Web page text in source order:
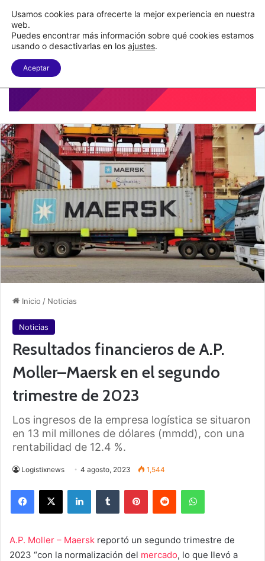
Nueva Ley Aduanera eleva el costo de los errores documentales
Menu
Inicio / Noticias
Noticias
Resultados financieros de A.P.
Moller–Maersk en el segundo
trimestre de 2023
Los ingresos de la empresa logística se situaron
en 13 mil millones de dólares (mmdd), con una
rentabilidad de 12.4 %.
Logistixnews 4 agosto, 2023 1,544
A.P. Moller – Maersk reportó un segundo trimestre de
2023 “con la normalización del mercado, lo que llevó a
Usamos cookies para ofrecerte la mejor experiencia en nuestra
web.
Puedes encontrar más información sobre qué cookies estamos
usando o desactivarlas en los ajustes.
Aceptar